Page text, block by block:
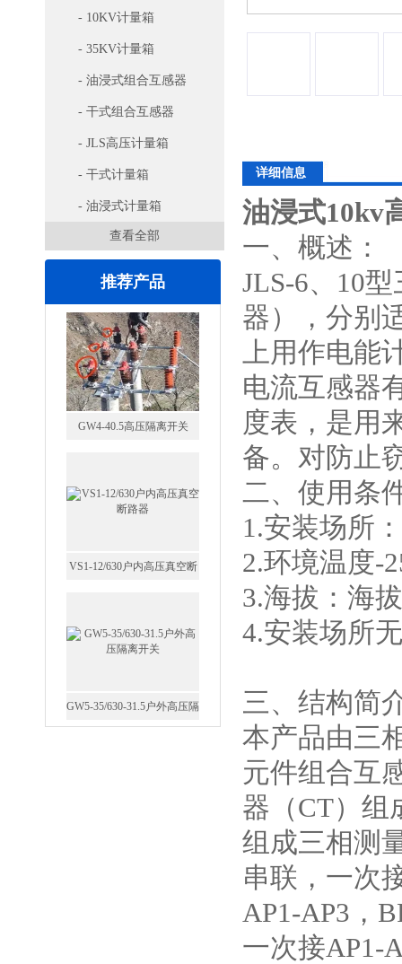
- 10KV计量箱
- 35KV计量箱
- 油浸式组合互感器
- 干式组合互感器
- JLS高压计量箱
- 干式计量箱
- 油浸式计量箱
查看全部
推荐产品
GW4-40.5高压隔离开关
详细信息
油浸式10kv
一、概述：
JLS-6、10
器），分别
上用作电能
电流互感器
度表，是用
备。对防止
二、使用条
1.安装场所
2.环境温度-
3.海拔：海
4.安装场所
三、结构简
本产品由三
元件组合互
器（CT）组
组成三相测
串联，一次
AP1-AP3，
一次接AP1-